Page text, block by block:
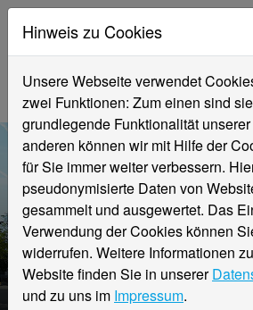
Aktuelle Meldungen
Hochschule
Hinweis zu Cookies
Unsere Webseite verwendet
zwei Funktionen: Zum einen sind
grundlegende Funktionalität
anderen können wir mit Hilfe der
für Sie immer weiter verbessern.
pseudonymisierte Daten von
gesammelt und ausgewertet. Das
Verwendung der Cookies können
widerrufen. Weitere Informationen
Website finden Sie in unserer
und zu uns im Impressum.